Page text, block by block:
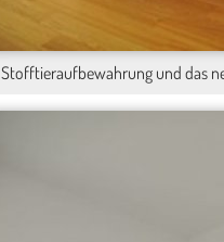
Stofftieraufbewahrung und das